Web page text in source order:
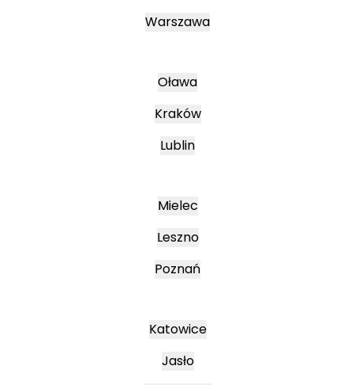
Warszawa
Oława
Kraków
Lublin
Mielec
Leszno
Poznań
Katowice
Jasło